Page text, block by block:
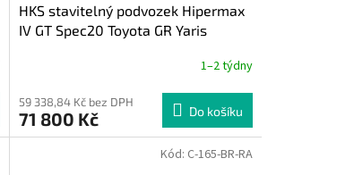
HKS stavitelný podvozek Hipermax
IV GT Spec20 Toyota GR Yaris
1–2 týdny
59 338,84 Kč bez DPH
71 800 Kč Do košíku
Kód: C-165-BR-RA